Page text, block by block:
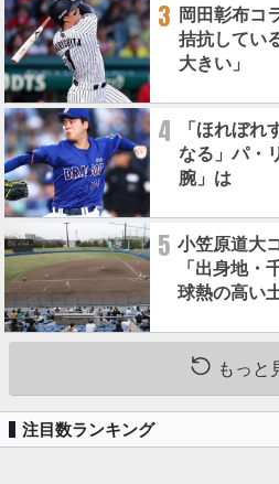
3
岡田彰布コ
拮抗してい
大きい」
4
「ほれぼれ
なる」パ・
腕」は
5 小笠原道大
「出身地・
球熱の高い
もっと
注目数ランキング